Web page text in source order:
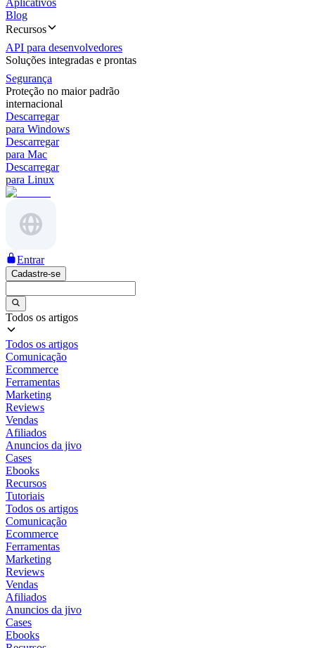
Aplicativos
Blog
Recursos
API para desenvolvedores
Soluções integradas e prontas
Segurança
Proteção no maior padrão
internacional
Descarregar
para Windows
Descarregar
para Mac
Descarregar
para Linux
Entrar
Cadastre-se
Todos os artigos
Todos os artigos
Comunicação
Ecommerce
Ferramentas
Marketing
Reviews
Vendas
Afiliados
Anuncios da jivo
Cases
Ebooks
Recursos
Tutoriais
Todos os artigos
Comunicação
Ecommerce
Ferramentas
Marketing
Reviews
Vendas
Afiliados
Anuncios da jivo
Cases
Ebooks